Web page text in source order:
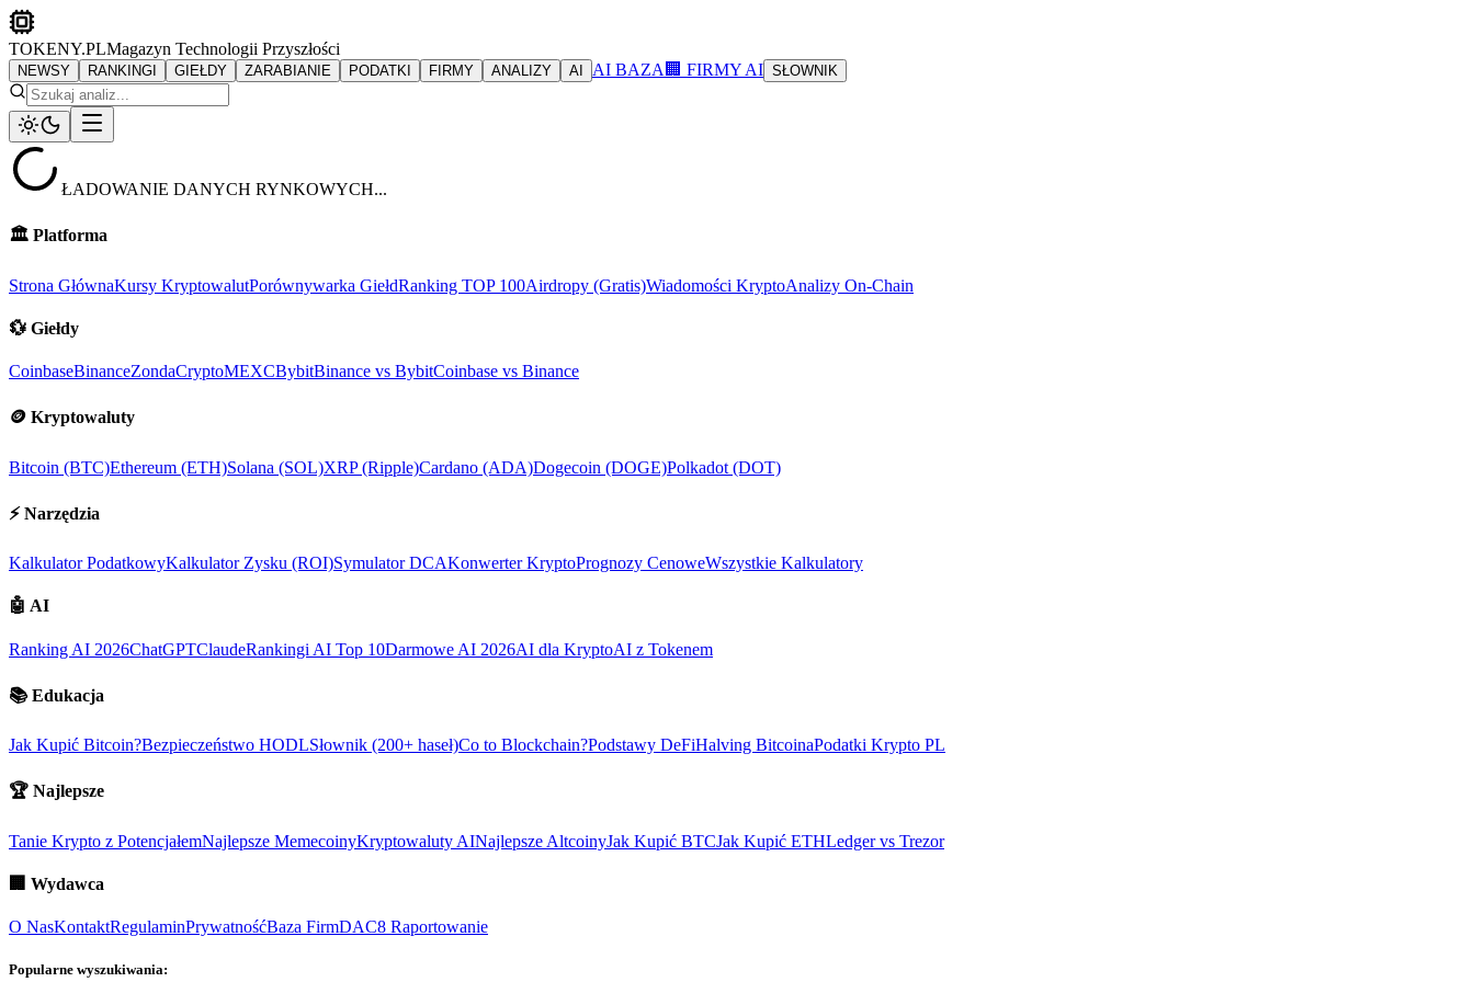
TOKENY.PLMagazyn Technologii Przyszłości
NEWSY RANKINGI GIEŁDY ZARABIANIE PODATKI FIRMY ANALIZY AI AI BAZA 🏢 FIRMY AI SŁOWNIK
ŁADOWANIE DANYCH RYNKOWYCH...
🏛️ Platforma
Strona GłównaKursy KryptowalutPorównywarka GiełdRanking TOP 100Airdropy (Gratis)Wiadomości KryptoAnalizy On-Chain
💱 Giełdy
CoinbaseBinanceZondaCryptoMEXCBybitBinance vs BybitCoinbase vs Binance
🪙 Kryptowaluty
Bitcoin (BTC)Ethereum (ETH)Solana (SOL)XRP (Ripple)Cardano (ADA)Dogecoin (DOGE)Polkadot (DOT)
⚡ Narzędzia
Kalkulator PodatkowyKalkulator Zysku (ROI)Symulator DCAKonwerter KryptoPrognozy CenoweWszystkie Kalkulatory
🤖 AI
Ranking AI 2026ChatGPTClaudeRankingi AI Top 10Darmowe AI 2026AI dla KryptoAI z Tokenem
📚 Edukacja
Jak Kupić Bitcoin?Bezpieczeństwo HODLSłownik (200+ haseł)Co to Blockchain?Podstawy DeFiHalving BitcoinaPodatki Krypto PL
🏆 Najlepsze
Tanie Krypto z PotencjałemNajlepsze MemecoinyKryptowaluty AINajlepsze AltcoinyJak Kupić BTCJak Kupić ETHLedger vs Trezor
🏢 Wydawca
O NasKontaktRegulaminPrywatnośćBaza FirmDAC8 Raportowanie
Popularne wyszukiwania: